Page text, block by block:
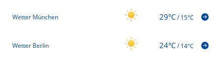
Wetter München 29°C/15°C
Wetter Berlin 24°C/14°C